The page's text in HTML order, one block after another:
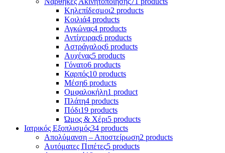
Κηλεπίδεσμοι2 products
Κοιλιά4 products
Αγκώνας4 products
Αντίχειρας6 products
Αστράγαλος6 products
Αυχένας5 products
Γόνατο6 products
Καρπός10 products
Μέση6 products
Ομφαλοκήλη1 product
Πλάτη4 products
Πόδι19 products
Ώμος & Χέρι5 products
Ιατρικός Εξοπλισμός34 products
Απολύμανση – Αποστείρωση2 products
Αυτόματες Πιπέτες5 products